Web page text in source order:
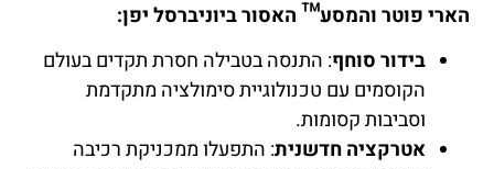
הארי פוטר והמסע™ האסור ביוניברסל יפן:
בידור סוחף: התנסה בטבילה חסרת תקדים בעולם
הקוסמים עם טכנולוגיית סימולציה מתקדמת
וסביבות קסומות.
אטרקציה חדשנית: התפעלו ממכניקת רכיבה